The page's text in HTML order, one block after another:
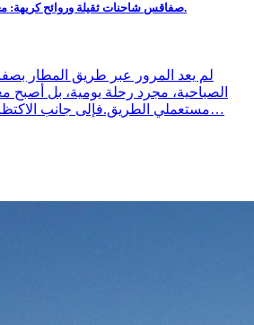
صفاقس شاحنات ثقيلة وروائح كريهة: معاناة يومية على طريق المطار.
لم يعد المرور عبر طريق المطار
الصباحية، مجرد رحلة يومية، بل أصبح
مستعملي الطريق.فإلى جانب الاكتظاظ المروري، تتكرر يوميا…